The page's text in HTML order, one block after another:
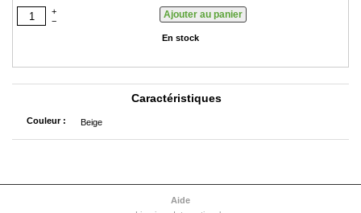
+
−
En stock
Caractéristiques
Couleur : Beige
Aide